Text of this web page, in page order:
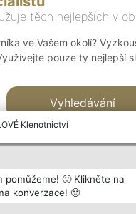
Klenotnictví
pomůžeme! 🙂 Klikněte na
konverzace! 🙂
těch nejlepších v
ve Vašem okolí?
pouze ty nejlepší
Vyhledávání